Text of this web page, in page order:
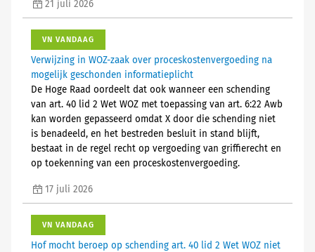
21 juli 2026
VN VANDAAG
Verwijzing in WOZ-zaak over proceskostenvergoeding na
mogelijk geschonden informatieplicht
De Hoge Raad oordeelt dat ook wanneer een schending
van art. 40 lid 2 Wet WOZ met toepassing van art. 6:22 Awb
kan worden gepasseerd omdat X door die schending niet
is benadeeld, en het bestreden besluit in stand blijft,
bestaat in de regel recht op vergoeding van griffierecht en
op toekenning van een proceskostenvergoeding.
17 juli 2026
VN VANDAAG
Hof mocht beroep op schending art. 40 lid 2 Wet WOZ niet